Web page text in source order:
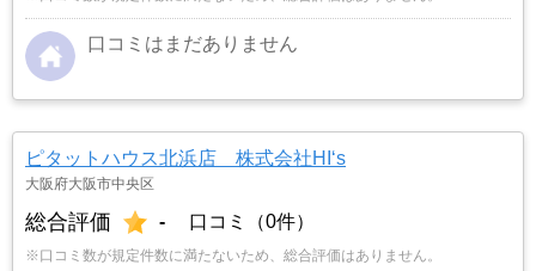
口コミはまだありません
ピタットハウス北浜店 株式会社HI‘s
大阪府大阪市中央区
総合評価 - 口コミ（0件）
※口コミ数が規定件数に満たないため、総合評価はありません。